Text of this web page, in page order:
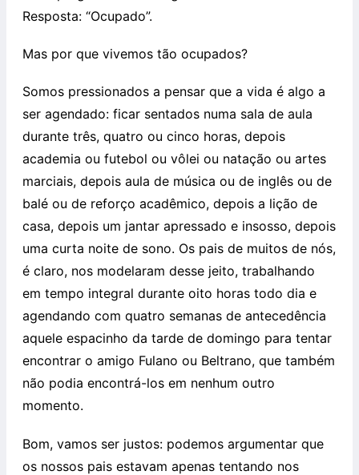
Resposta: “Ocupado”.
Mas por que vivemos tão ocupados?
Somos pressionados a pensar que a vida é algo a
ser agendado: ficar sentados numa sala de aula
durante três, quatro ou cinco horas, depois
academia ou futebol ou vôlei ou natação ou artes
marciais, depois aula de música ou de inglês ou de
balé ou de reforço acadêmico, depois a lição de
casa, depois um jantar apressado e insosso, depois
uma curta noite de sono. Os pais de muitos de nós,
é claro, nos modelaram desse jeito, trabalhando
em tempo integral durante oito horas todo dia e
agendando com quatro semanas de antecedência
aquele espacinho da tarde de domingo para tentar
encontrar o amigo Fulano ou Beltrano, que também
não podia encontrá-los em nenhum outro
momento.
Bom, vamos ser justos: podemos argumentar que
os nossos pais estavam apenas tentando nos